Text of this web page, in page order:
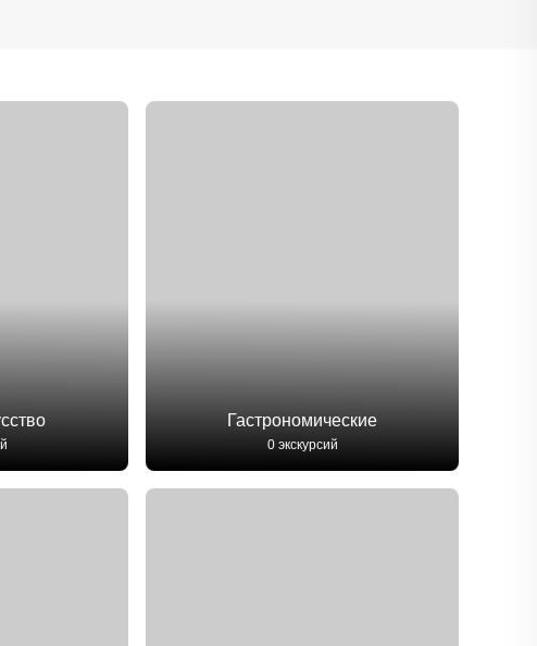
Гастрономические
0 экскурсий